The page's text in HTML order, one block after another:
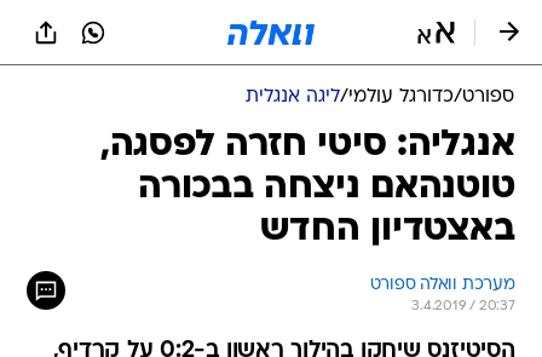
ספורט/כדורגל עולמי/ליגה אנגלית
אנגליה: סיטי חזרה לפסגה,
טוטנהאם ניצחה בבכורה
באצטדיון החדש
מערכת וואלה ספורט
3.4.2019 / 20:37
הסיטיזנס שיחקו בהילוך ראשון ב-0:2 על קרדיף,